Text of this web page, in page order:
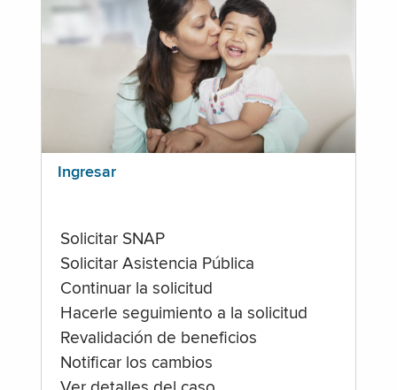
Ingresar
Solicitar SNAP
Solicitar Asistencia Pública
Continuar la solicitud
Hacerle seguimiento a la solicitud
Revalidación de beneficios
Notificar los cambios